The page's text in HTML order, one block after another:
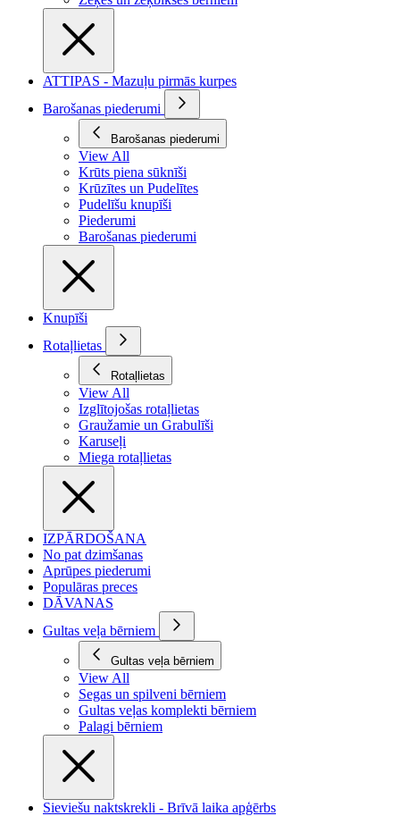
ATTIPAS - Mazuļu pirmās kurpes
Barošanas piederumi
Barošanas piederumi
View All
Krūts piena sūknīši
Krūzītes un Pudelītes
Pudelīšu knupīši
Piederumi
Barošanas piederumi
Knupīši
Rotaļlietas
Rotaļlietas
View All
Izglītojošas rotaļlietas
Graužamie un Grabulīši
Karuseļi
Miega rotaļlietas
IZPĀRDOŠANA
No pat dzimšanas
Aprūpes piederumi
Populāras preces
DĀVANAS
Gultas veļa bērniem
Gultas veļa bērniem
View All
Segas un spilveni bērniem
Gultas veļas komplekti bērniem
Palagi bērniem
Sieviešu naktskrekli - Brīvā laika apģērbs